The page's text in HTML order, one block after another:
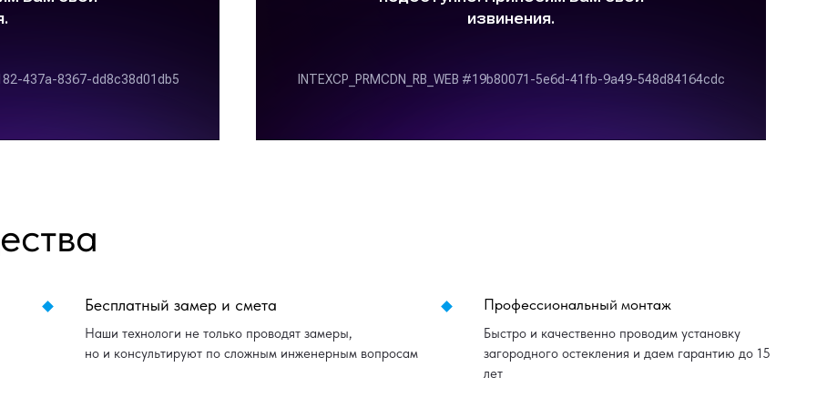
Бесплатный замер и смета
Наши технологи не только проводят замеры,
но и консультируют по сложным инженерным вопросам
Профессиональный монтаж
Быстро и качественно проводим установку
загородного остекления и даем гарантию до 15
лет